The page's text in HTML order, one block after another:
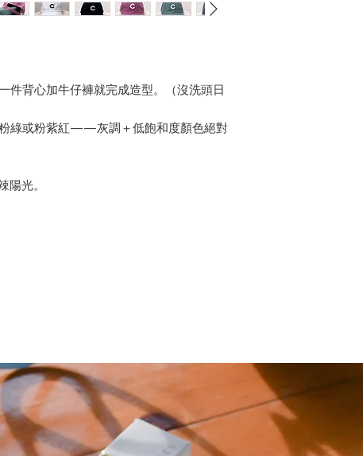
件背心加牛仔褲就完成造型。（沒洗頭日
綠或粉紫紅——灰調＋低飽和度顏色絕對
陽光。